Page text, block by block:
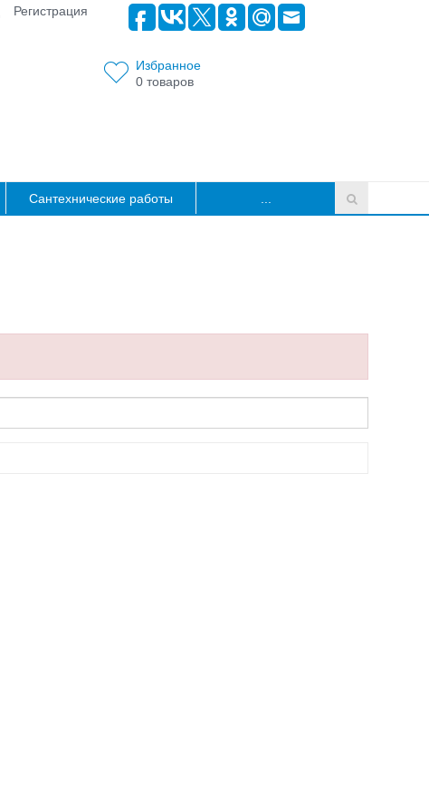
Регистрация
Избранное
0 товаров
Сантехнические работы